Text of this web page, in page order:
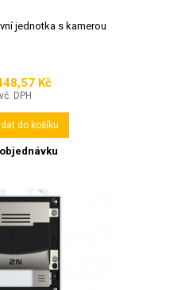
jednotka s kamerou
CenaKč
vč. DPH
do košíku